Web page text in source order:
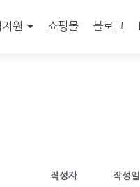
지원 쇼핑몰 블로그
작성자 작성일